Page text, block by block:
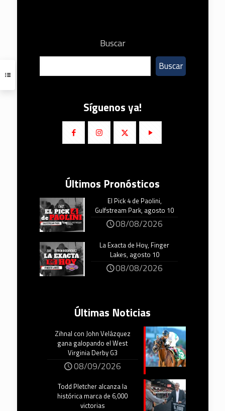
Buscar
Buscar
Síguenos ya!
Últimos Pronósticos
El Pick 4 de Paolini,
Gulfstream Park, agosto 10
08/08/2026
La Exacta de Hoy, Finger
Lakes, agosto 10
08/08/2026
Últimas Noticias
Zihnal con John Velázquez
gana galopando el West
Virginia Derby G3
08/09/2026
Todd Pletcher alcanza la
histórica marca de 6,000
victorias